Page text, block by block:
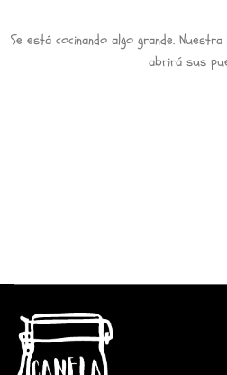
Se está cocinando algo grande.
abrirá sus